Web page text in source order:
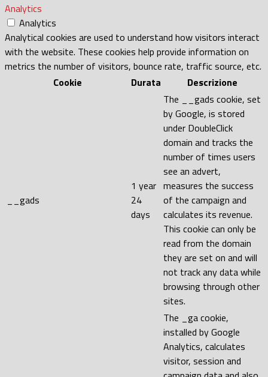
Analytics
Analytics
Analytical cookies are used to understand how visitors interact
with the website. These cookies help provide information on
metrics the number of visitors, bounce rate, traffic source, etc.
Cookie
Durata Descrizione
__gads
1 year
24
days
The __gads cookie, set
by Google, is stored
under DoubleClick
domain and tracks the
number of times users
see an advert,
measures the success
of the campaign and
calculates its revenue.
This cookie can only be
read from the domain
they are set on and will
not track any data while
browsing through other
sites.
The _ga cookie,
installed by Google
Analytics, calculates
visitor, session and